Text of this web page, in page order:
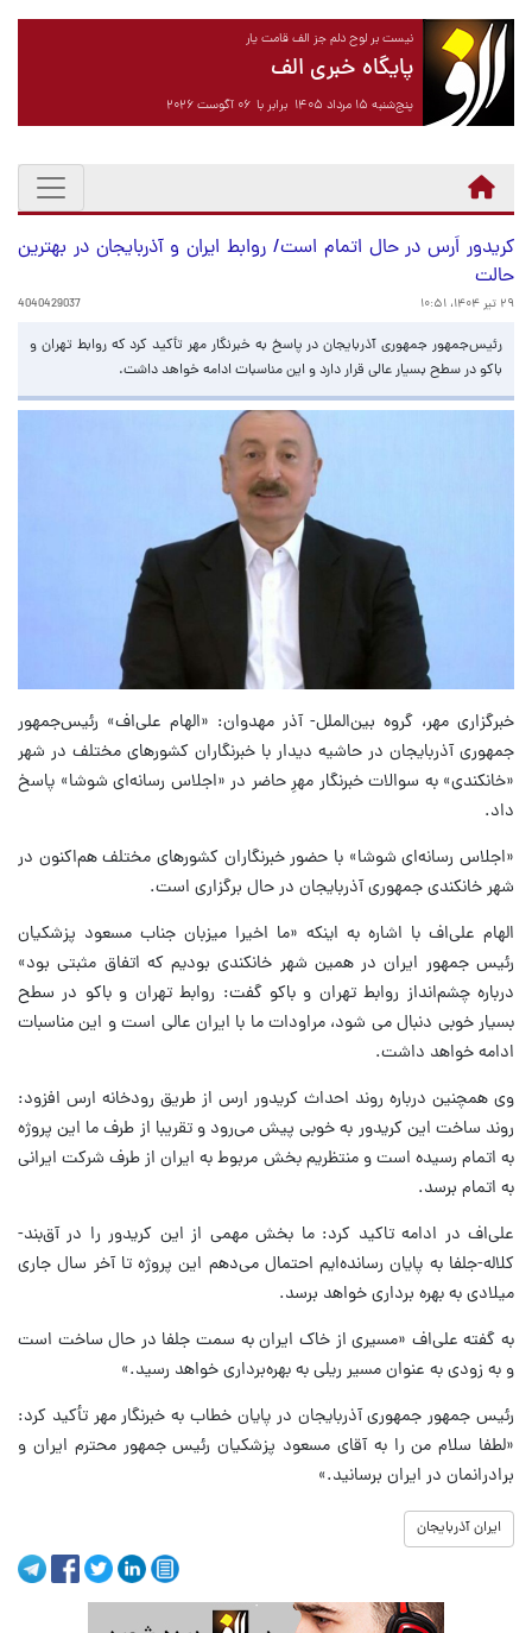
نیست بر لوح دلم جز الف قامت یار
پایگاه خبری الف
پنج‌شنبه ۱۵ مرداد ۱۴۰۵ برابر با ۰۶ آگوست ۲۰۲۶
کریدور اَرس در حال اتمام است/ روابط ایران و آذربایجان در بهترین
حالت
۲۹ تیر ۱۴۰۴، ۱۰:۵۱ 4040429037
رئیس‌جمهور جمهوری آذربایجان در پاسخ به خبرنگار مهر تأکید کرد که روابط تهران و
باکو در سطح بسیار عالی قرار دارد و این مناسبات ادامه خواهد داشت.
خبرگزاری مهر، گروه بین‌الملل- آذر مهدوان: «الهام علی‌اف» رئیس‌جمهور
جمهوری آذربایجان در حاشیه دیدار با خبرنگاران کشورهای مختلف در شهر
«خانکندی» به سوالات خبرنگار مهرِ حاضر در «اجلاس رسانه‌ای شوشا» پاسخ
داد.
«اجلاس رسانه‌ای شوشا» با حضور خبرنگاران کشورهای مختلف هم‌اکنون در
شهر خانکندی جمهوری آذربایجان در حال برگزاری است.
الهام علی‌اف با اشاره به اینکه «ما اخیرا میزبان جناب مسعود پزشکیان
رئیس جمهور ایران در همین شهر خانکندی بودیم که اتفاق مثبتی بود»
درباره چشم‌انداز روابط تهران و باکو گفت: روابط تهران و باکو در سطح
بسیار خوبی دنبال می شود، مراودات ما با ایران عالی است و این مناسبات
ادامه خواهد داشت.
وی همچنین درباره روند احداث کریدور ارس از طریق رودخانه ارس افزود:
روند ساخت این کریدور به خوبی پیش می‌رود و تقریبا از طرف ما این پروژه
به اتمام رسیده است و منتظریم بخش مربوط به ایران از طرف شرکت ایرانی
به اتمام برسد.
علی‌اف در ادامه تاکید کرد: ما بخش مهمی از این کریدور را در آق‌بند-
کلاله-جلفا به پایان رسانده‌ایم احتمال می‌دهم این پروژه تا آخر سال جاری
میلادی به بهره برداری خواهد برسد.
به گفته علی‌اف «مسیری از خاک ایران به سمت جلفا در حال ساخت است
و به زودی به عنوان مسیر ریلی به بهره‌برداری خواهد رسید.»
رئیس جمهور جمهوری آذربایجان در پایان خطاب به خبرنگار مهر تأکید کرد:
«لطفا سلام من را به آقای مسعود پزشکیان رئیس جمهور محترم ایران و
برادرانمان در ایران برسانید.»
ایران آذربایجان